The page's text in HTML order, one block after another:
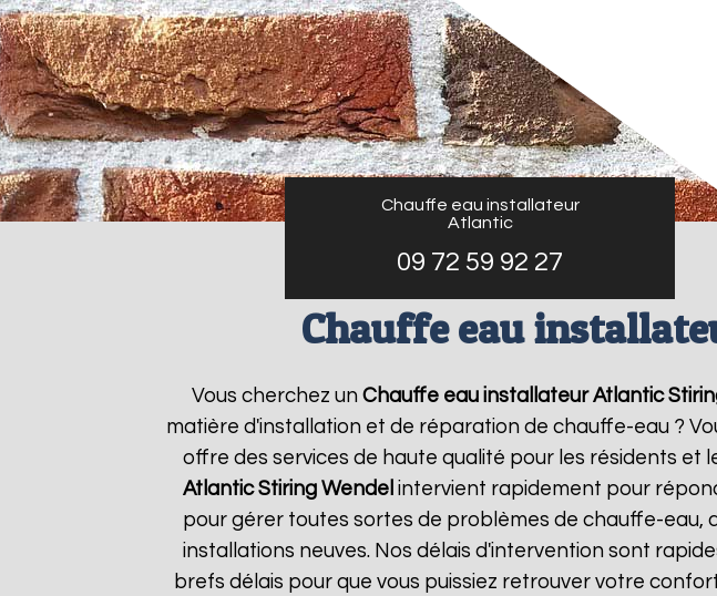
Chauffe eau installateur
Atlantic
09 72 59 92 27
Chauffe eau
Vous cherchez un Chauffe eau installateur Atlantic
matière d'installation et de réparation de chauffe-eau ?
offre des services de haute qualité pour les résidents et
Atlantic Stiring Wendel intervient rapidement pour
pour gérer toutes sortes de problèmes de chauffe-eau,
installations neuves. Nos délais d'intervention sont
brefs délais pour que vous puissiez retrouver votre